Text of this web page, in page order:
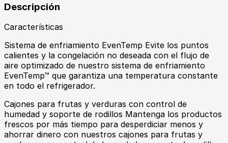
Descripción
Características
Sistema de enfriamiento EvenTemp Evite los puntos
calientes y la congelación no deseada con el flujo de
aire optimizado de nuestro sistema de enfriamiento
EvenTemp™ que garantiza una temperatura constante
en todo el refrigerador.
Cajones para frutas y verduras con control de
humedad y soporte de rodillos Mantenga los productos
frescos por más tiempo para desperdiciar menos y
ahorrar dinero con nuestros cajones para frutas y